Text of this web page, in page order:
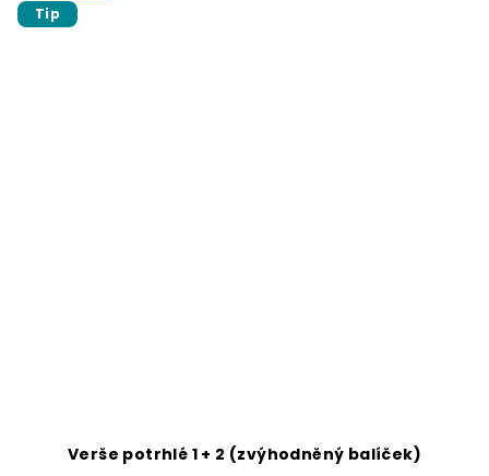
Tip
Verše potrhlé 1 + 2 (zvýhodněný balíček)